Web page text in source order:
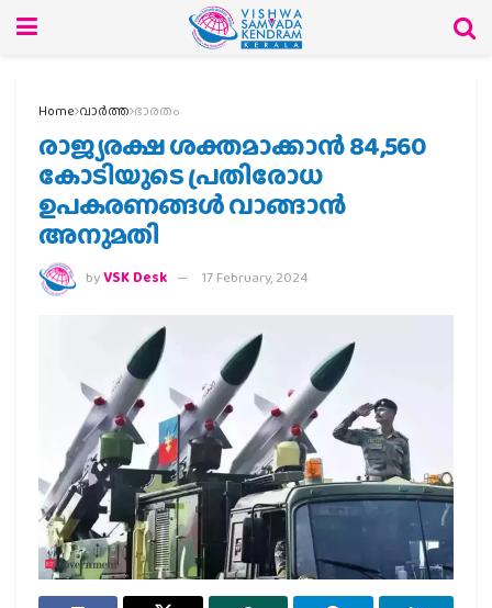
Home വാര്‍ത്ത ഭാരതം
രാജ്യരക്ഷ ശക്തമാക്കാന്‍ 84,560
കോടിയുടെ പ്രതിരോധ
ഉപകരണങ്ങള്‍ വാങ്ങാന്‍
അനുമതി
byVSK Desk 17 February, 2024